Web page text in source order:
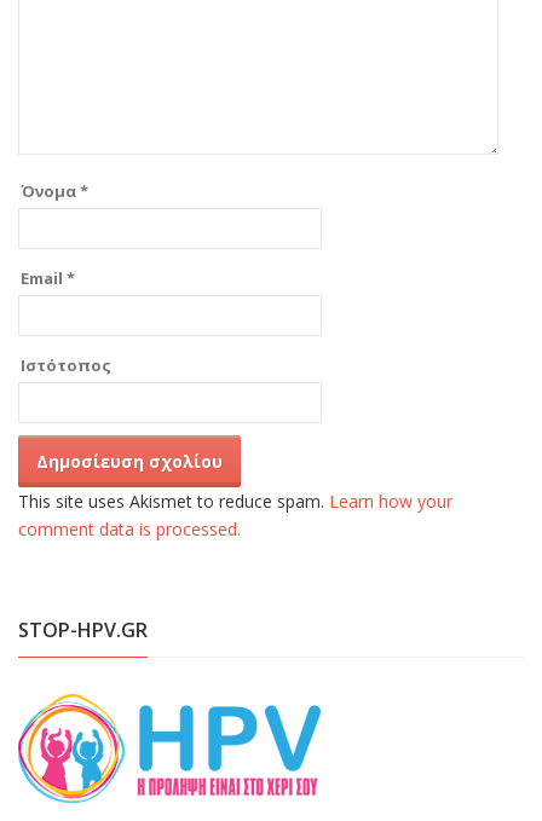
Όνομα*
Email *
Ιστότοπος
This site uses Akismet to reduce spam. Learn how your
comment data is processed.
STOP-HPV.GR